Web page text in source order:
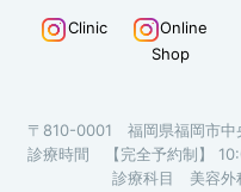
Clinic
Online
Shop
〒810-0001 福岡県福岡市
診療時間 【完全予約制】
診療科目 美容外